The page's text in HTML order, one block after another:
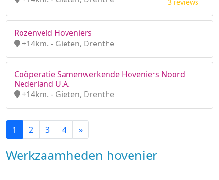
3 reviews
Rozenveld Hoveniers
+14km. - Gieten, Drenthe
Coöperatie Samenwerkende Hoveniers Noord
Nederland U.A.
+14km. - Gieten, Drenthe
1 2 3 4 »
Werkzaamheden hovenier